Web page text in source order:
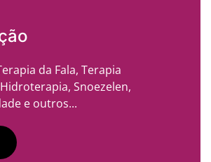
da Fala, Terapia
Snoezelen,
e outros...